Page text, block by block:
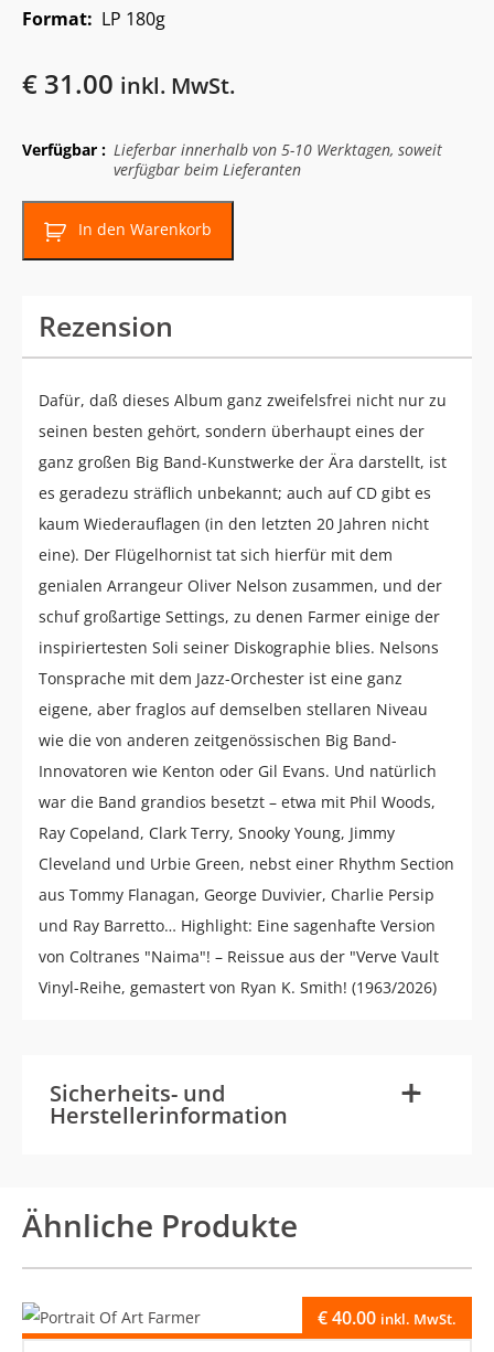
Format: LP 180g
€ 31.00 inkl. MwSt.
Verfügbar : Lieferbar innerhalb von 5-10 Werktagen, soweit
verfügbar beim Lieferanten
In den Warenkorb
Rezension
Dafür, daß dieses Album ganz zweifelsfrei nicht nur zu
seinen besten gehört, sondern überhaupt eines der
ganz großen Big Band-Kunstwerke der Ära darstellt, ist
es geradezu sträflich unbekannt; auch auf CD gibt es
kaum Wiederauflagen (in den letzten 20 Jahren nicht
eine). Der Flügelhornist tat sich hierfür mit dem
genialen Arrangeur Oliver Nelson zusammen, und der
schuf großartige Settings, zu denen Farmer einige der
inspiriertesten Soli seiner Diskographie blies. Nelsons
Tonsprache mit dem Jazz-Orchester ist eine ganz
eigene, aber fraglos auf demselben stellaren Niveau
wie die von anderen zeitgenössischen Big Band-
Innovatoren wie Kenton oder Gil Evans. Und natürlich
war die Band grandios besetzt – etwa mit Phil Woods,
Ray Copeland, Clark Terry, Snooky Young, Jimmy
Cleveland und Urbie Green, nebst einer Rhythm Section
aus Tommy Flanagan, George Duvivier, Charlie Persip
und Ray Barretto… Highlight: Eine sagenhafte Version
von Coltranes "Naima"! – Reissue aus der "Verve Vault
Vinyl-Reihe, gemastert von Ryan K. Smith! (1963/2026)
Sicherheits- und
Herstellerinformation +
-
Ähnliche Produkte
€40.00 inkl. MwSt.